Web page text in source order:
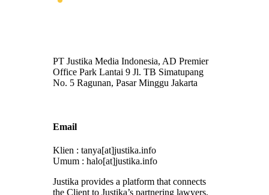
PT Justika Media Indonesia, AD Premier
Office Park Lantai 9 Jl. TB Simatupang
No. 5 Ragunan, Pasar Minggu Jakarta
Email
Klien : tanya[at]justika.info
Umum : halo[at]justika.info
Justika provides a platform that connects
the Client to Justika’s partnering lawyers.